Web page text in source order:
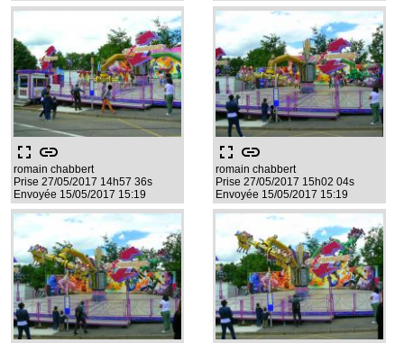
fullscreen link
romain chabbert
Prise 27/05/2017 14h57 36s
Envoyée 15/05/2017 15:19
fullscreen link
romain chabbert
Prise 27/05/2017 15h02 04s
Envoyée 15/05/2017 15:19